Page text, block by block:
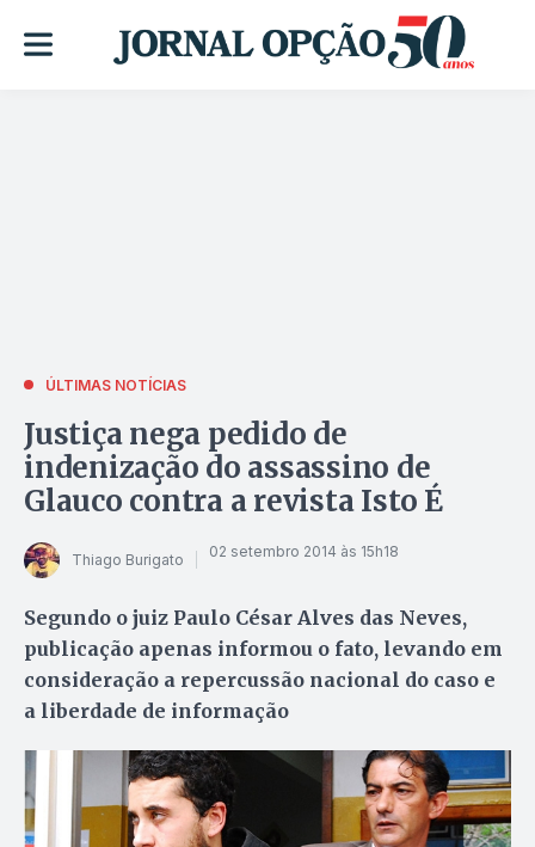
ÚLTIMAS NOTÍCIAS
Justiça nega pedido de
indenização do assassino de
Glauco contra a revista Isto É
Thiago Burigato 02 setembro 2014 às 15h18
Segundo o juiz Paulo César Alves das Neves,
publicação apenas informou o fato, levando em
consideração a repercussão nacional do caso e
a liberdade de informação